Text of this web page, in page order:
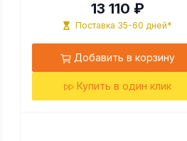
13 110 ₽
Поставка 35-60 дней*
Добавить в корзину
Купить в один клик